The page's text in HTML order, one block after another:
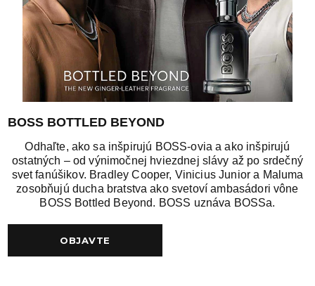
BOSS BOTTLED BEYOND
Odhaľte, ako sa inšpirujú BOSS-ovia a ako inšpirujú
ostatných – od výnimočnej hviezdnej slávy až po srdečný
svet fanúšikov. Bradley Cooper, Vinicius Junior a Maluma
zosobňujú ducha bratstva ako svetoví ambasádori vône
BOSS Bottled Beyond. BOSS uznáva BOSSa.
OBJAVTE